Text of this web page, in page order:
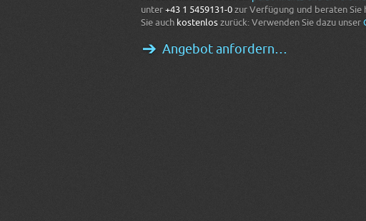
unter +43 1 5459131-0 zur Verfügung und beraten Sie
Sie auch kostenlos zurück: Verwenden Sie dazu unser
Angebot anfordern…